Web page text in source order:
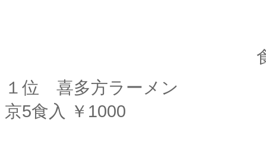
１位 喜多方ラー
京5食入 ￥1000